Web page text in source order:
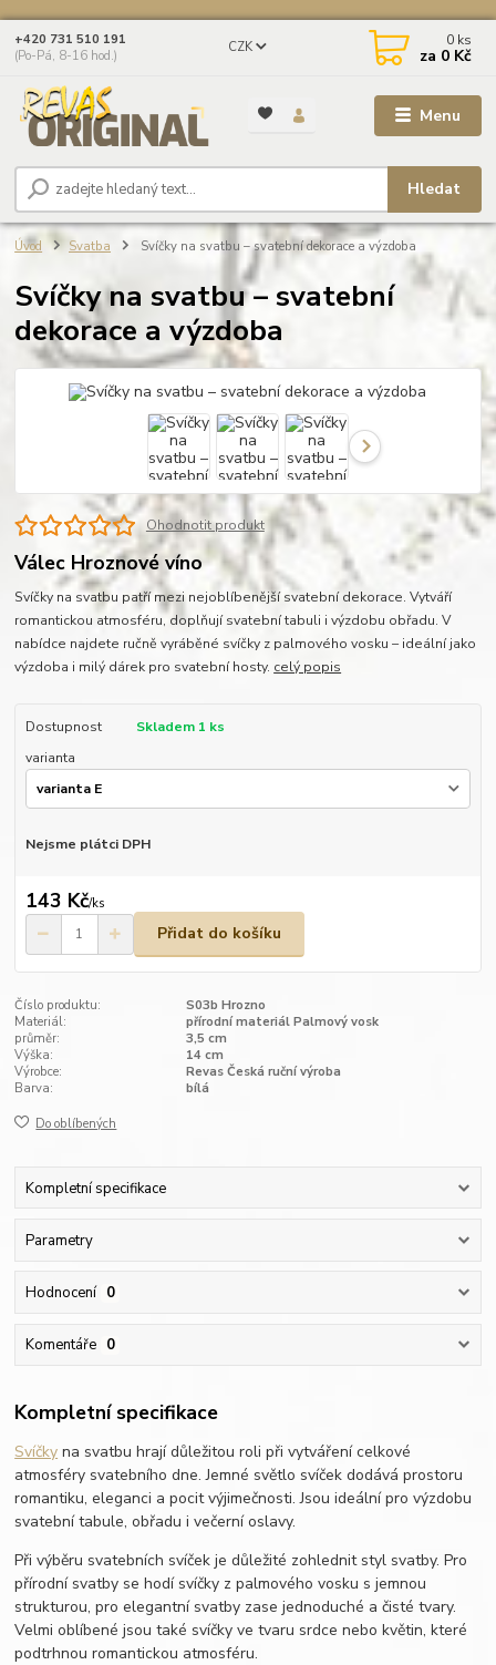
Menu
CZK
Hledat
+420 731 510 191
(Po-Pá, 8-16 hod.)
0 ks
za 0 Kč
Úvod Svatba Svíčky na svatbu – svatební dekorace a výzdoba
Svíčky na svatbu – svatební
dekorace a výzdoba
Ohodnotit produkt
Válec Hroznové víno
Svíčky na svatbu patří mezi nejoblíbenější svatební dekorace. Vytváří
romantickou atmosféru, doplňují svatební tabuli i výzdobu obřadu. V
nabídce najdete ručně vyráběné svíčky z palmového vosku – ideální jako
výzdoba i milý dárek pro svatební hosty. celý popis
Dostupnost
Skladem 1 ks
varianta
Nejsme plátci DPH
143 Kč/ks
Přidat do košíku
Číslo produktu:
S03b Hrozno
Materiál:
přírodní materiál Palmový vosk
průměr:
3,5 cm
Výška:
14 cm
Výrobce:
Revas Česká ruční výroba
Barva:
bílá
Do oblíbených
Kompletní specifikace
Parametry
Hodnocení 0
Komentáře 0
Kompletní specifikace
Svíčky na svatbu hrají důležitou roli při vytváření celkové
atmosféry svatebního dne. Jemné světlo svíček dodává prostoru
romantiku, eleganci a pocit výjimečnosti. Jsou ideální pro výzdobu
svatební tabule, obřadu i večerní oslavy.
Při výběru svatebních svíček je důležité zohlednit styl svatby. Pro
přírodní svatby se hodí svíčky z palmového vosku s jemnou
strukturou, pro elegantní svatby zase jednoduché a čisté tvary.
Velmi oblíbené jsou také svíčky ve tvaru srdce nebo květin, které
podtrhnou romantickou atmosféru.